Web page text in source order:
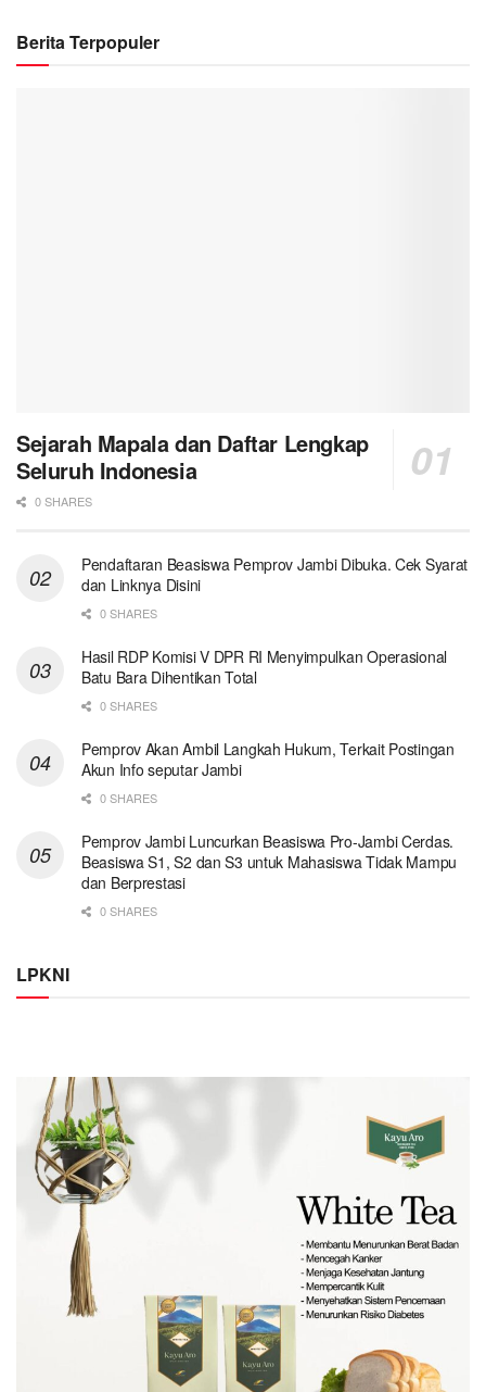
Berita Terpopuler
Sejarah Mapala dan Daftar Lengkap
Seluruh Indonesia
0 SHARES
Pendaftaran Beasiswa Pemprov Jambi Dibuka. Cek Syarat
dan Linknya Disini
0 SHARES
Hasil RDP Komisi V DPR RI Menyimpulkan Operasional
Batu Bara Dihentikan Total
0 SHARES
Pemprov Akan Ambil Langkah Hukum, Terkait Postingan
Akun Info seputar Jambi
0 SHARES
Pemprov Jambi Luncurkan Beasiswa Pro-Jambi Cerdas.
Beasiswa S1, S2 dan S3 untuk Mahasiswa Tidak Mampu
dan Berprestasi
0 SHARES
LPKNI